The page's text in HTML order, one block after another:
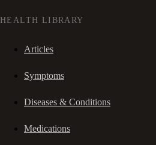
HEALTH LIBRARY
Articles
Symptoms
Diseases & Conditions
Medications